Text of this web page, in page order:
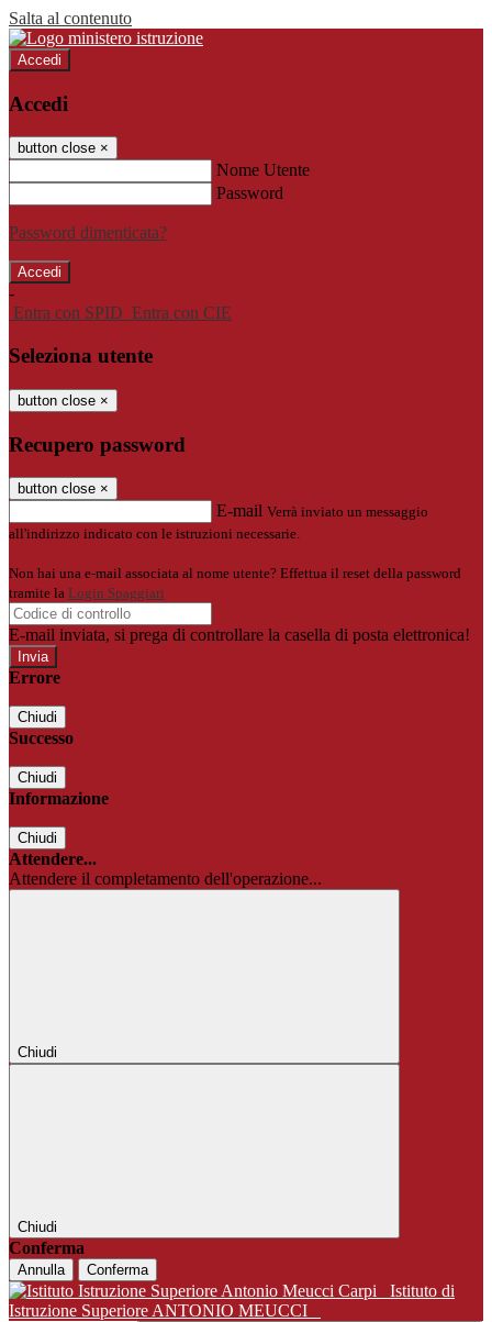
Salta al contenuto
Accedi
Accedi
button close ×
Nome Utente
Password
Password dimenticata?
-
Entra con SPID Entra con CIE
Seleziona utente
button close ×
Recupero password
button close ×
E-mail Verrà inviato un messaggio
all'indirizzo indicato con le istruzioni necessarie.
Non hai una e-mail associata al nome utente? Effettua il reset della password
tramite la Login Spaggiari
E-mail inviata, si prega di controllare la casella di posta elettronica!
Errore
Chiudi
Successo
Chiudi
Informazione
Chiudi
Attendere...
Attendere il completamento dell'operazione...
Chiudi
Chiudi
Conferma
Annulla Conferma
Istituto di
Istruzione Superiore ANTONIO MEUCCI